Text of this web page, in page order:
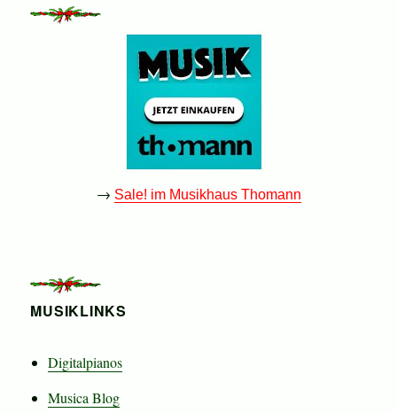
→ Sale! im Musikhaus Thomann
MUSIKLINKS
Digitalpianos
Musica Blog